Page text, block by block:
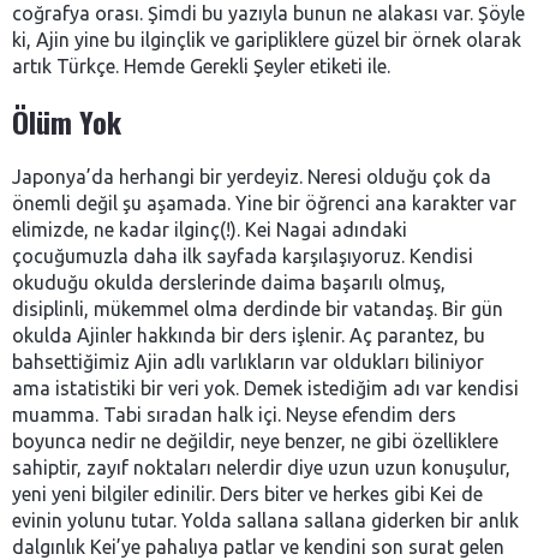
coğrafya orası. Şimdi bu yazıyla bunun ne alakası var. Şöyle
ki, Ajin yine bu ilginçlik ve garipliklere güzel bir örnek olarak
artık Türkçe. Hemde Gerekli Şeyler etiketi ile.
Ölüm Yok
Japonya’da herhangi bir yerdeyiz. Neresi olduğu çok da
önemli değil şu aşamada. Yine bir öğrenci ana karakter var
elimizde, ne kadar ilginç(!). Kei Nagai adındaki
çocuğumuzla daha ilk sayfada karşılaşıyoruz. Kendisi
okuduğu okulda derslerinde daima başarılı olmuş,
disiplinli, mükemmel olma derdinde bir vatandaş. Bir gün
okulda Ajinler hakkında bir ders işlenir. Aç parantez, bu
bahsettiğimiz Ajin adlı varlıkların var oldukları biliniyor
ama istatistiki bir veri yok. Demek istediğim adı var kendisi
muamma. Tabi sıradan halk içi. Neyse efendim ders
boyunca nedir ne değildir, neye benzer, ne gibi özelliklere
sahiptir, zayıf noktaları nelerdir diye uzun uzun konuşulur,
yeni yeni bilgiler edinilir. Ders biter ve herkes gibi Kei de
evinin yolunu tutar. Yolda sallana sallana giderken bir anlık
dalgınlık Kei’ye pahalıya patlar ve kendini son surat gelen